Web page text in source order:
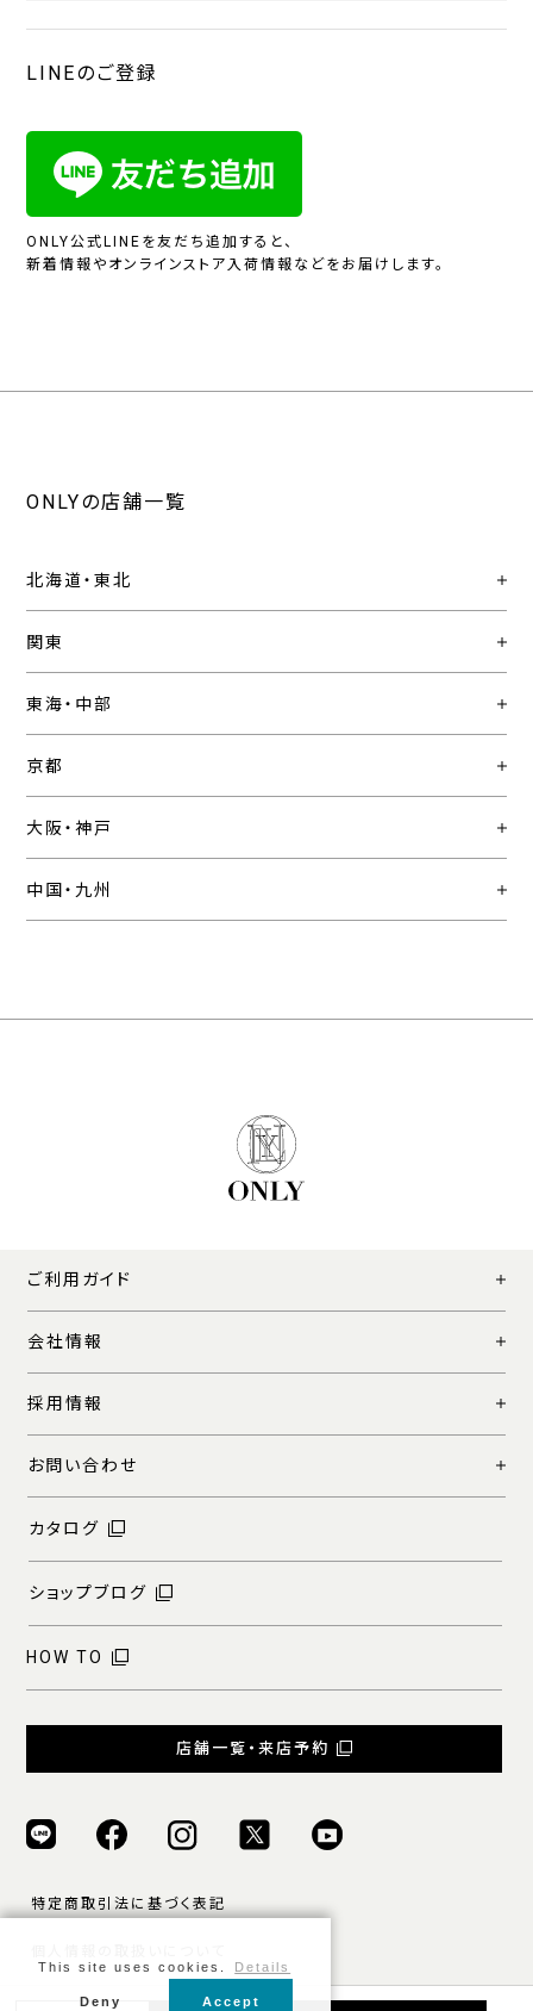
LINEのご登録
ONLY公式LINEを友だち追加すると、
新着情報やオンラインストア入荷情報などをお届けします。
ONLYの店舗一覧
北海道・東北
関東
東海・中部
京都
大阪・神戸
中国・九州
ご利用ガイド
会社情報
採用情報
お問い合わせ
カタログ
ショップブログ
HOW TO
店舗一覧・来店予約
特定商取引法に基づく表記
ご利用規約
This site uses cookies. Details
Deny Accept